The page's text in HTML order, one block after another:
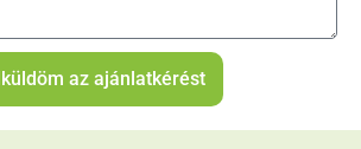
az ajánlatkérést